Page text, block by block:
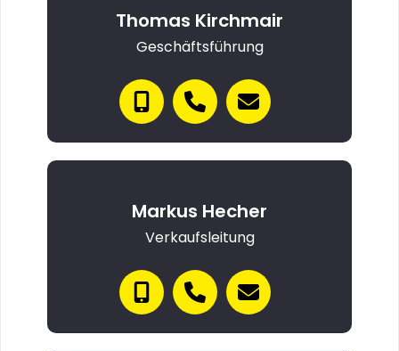
Thomas Kirchmair
Geschäftsführung
Markus Hecher
Verkaufsleitung